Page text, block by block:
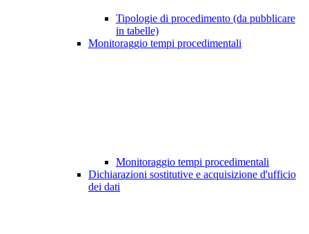
Tipologie di procedimento (da pubblicare
in tabelle)
Monitoraggio tempi procedimentali
Monitoraggio tempi procedimentali
Dichiarazioni sostitutive e acquisizione d'ufficio
dei dati